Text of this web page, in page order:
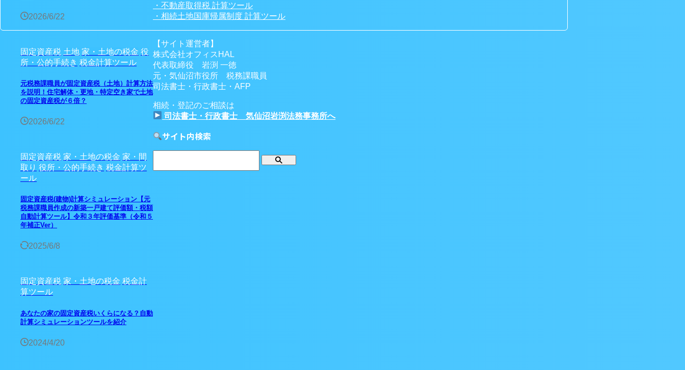
2026/6/22
固定資産税 土地 家・土地の税金 役
所・公的手続き 税金計算ツール
元税務課職員が固定資産税（土地）計算方法
を説明！住宅解体・更地・特定空き家で土地
の固定資産税が６倍？
2026/6/22
固定資産税 家・土地の税金 家・間
取り 役所・公的手続き 税金計算ツ
ール
固定資産税(建物)計算シミュレーション【元
税務課職員作成の新築一戸建て評価額・税額
自動計算ツール】令和３年評価基準（令和５
年補正Ver）
2025/6/8
固定資産税 家・土地の税金 税金計
算ツール
あなたの家の固定資産税いくらになる？自動
計算シミュレーションツールを紹介
2024/4/20
・不動産取得税 計算ツール
・相続土地国庫帰属制度 計算ツール
【サイト運営者】
株式会社オフィスHAL
代表取締役 岩渕 一徳
元・気仙沼市役所 税務課職員
司法書士・行政書士・AFP
相続・登記のご相談は
司法書士・行政書士 気仙沼岩渕法務事務所へ
サイト内検索